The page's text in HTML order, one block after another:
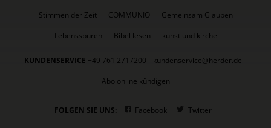
Stimmen der Zeit
COMMUNIO
Gemeinsam Glauben
Lebensspuren
Bibel lesen kunst und kirche
KUNDENSERVICE +49 761 2717200
kundenservice@herder.de
Abo online kündigen
FOLGEN SIE UNS: Facebook Twitter